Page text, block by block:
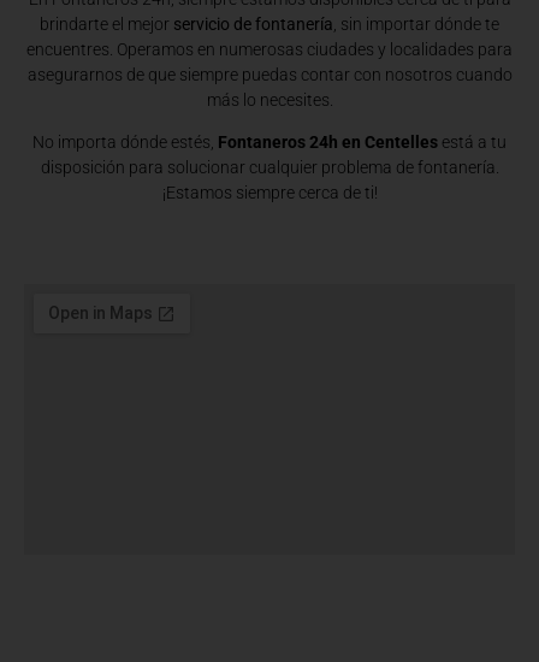
brindarte el mejor servicio de fontanería , sin importar dónde te
encuentres. Operamos en numerosas ciudades y localidades para
asegurarnos de que siempre puedas contar con nosotros cuando
más lo necesites.
No importa dónde estés, Fontaneros 24h en Centelles está a tu
disposición para solucionar cualquier problema de fontanería.
¡Estamos siempre cerca de ti!